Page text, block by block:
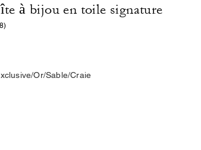
à bijou en toile signature
Or/Sable/Craie